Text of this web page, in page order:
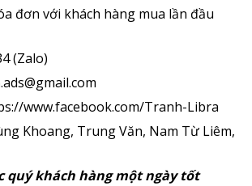
đơn với khách hàng mua lần đầu
(Zalo)
www.facebook.com/Tranh-Libra
Khoang, Trung Văn, Nam Từ Liêm,
quý khách hàng một ngày tốt